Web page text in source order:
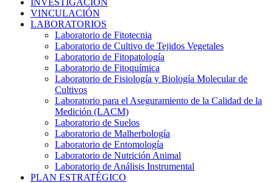
INVESTIGACIÓN
VINCULACIÓN
LABORATORIOS
Laboratorio de Fitotecnia
Laboratorio de Cultivo de Tejidos Vegetales
Laboratorio de Fitopatología
Laboratorio de Fitoquímica
Laboratorio de Fisiología y Biología Molecular de
Cultivos
Laboratorio para el Aseguramiento de la Calidad de la
Medición (LACM)
Laboratorio de Suelos
Laboratorio de Malherbología
Laboratorio de Entomología
Laboratorio de Nutrición Animal
Laboratorio de Análisis Instrumental
PLAN ESTRATÉGICO